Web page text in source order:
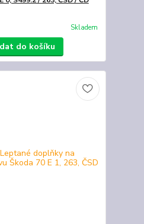
Skladem
do košíku